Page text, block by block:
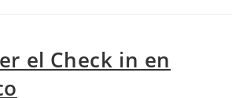
el Check in en